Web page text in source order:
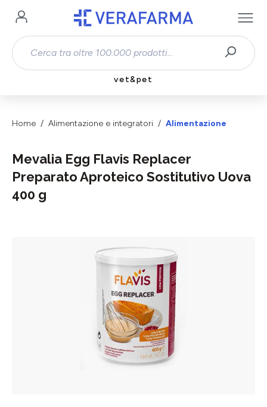
Passa al contenuto principale
vet&pet
Home Alimentazione e integratori Alimentazione
Mevalia Egg Flavis Replacer
Preparato Aproteico Sostitutivo Uova
400 g